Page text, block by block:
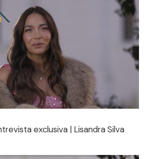
exclusiva | Lisandra Silva